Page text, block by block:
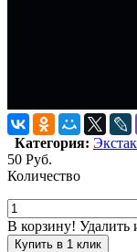
Категория:
50 Руб.
Количество
В корзину! Удалить
Купить в 1 клик